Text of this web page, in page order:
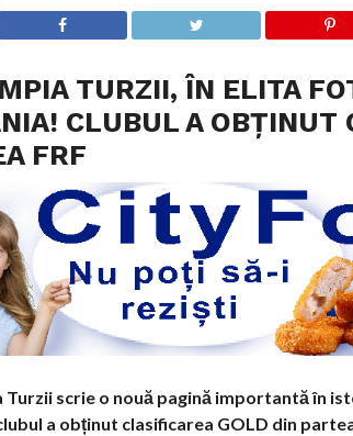
TURZII, ÎN ELITA
CLUBUL A OBȚINUT
FRF
Turzii scrie o nouă pagină importantă în
a obținut clasificarea GOLD din